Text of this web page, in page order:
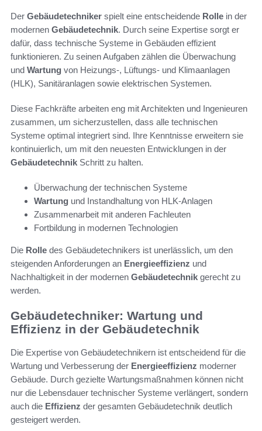
Der Gebäudetechniker spielt eine entscheidende Rolle in der
modernen Gebäudetechnik. Durch seine Expertise sorgt er
dafür, dass technische Systeme in Gebäuden effizient
funktionieren. Zu seinen Aufgaben zählen die Überwachung
und Wartung von Heizungs-, Lüftungs- und Klimaanlagen
(HLK), Sanitäranlagen sowie elektrischen Systemen.
Diese Fachkräfte arbeiten eng mit Architekten und Ingenieuren
zusammen, um sicherzustellen, dass alle technischen
Systeme optimal integriert sind. Ihre Kenntnisse erweitern sie
kontinuierlich, um mit den neuesten Entwicklungen in der
Gebäudetechnik Schritt zu halten.
Überwachung der technischen Systeme
Wartung und Instandhaltung von HLK-Anlagen
Zusammenarbeit mit anderen Fachleuten
Fortbildung in modernen Technologien
Die Rolle des Gebäudetechnikers ist unerlässlich, um den
steigenden Anforderungen an Energieeffizienz und
Nachhaltigkeit in der modernen Gebäudetechnik gerecht zu
werden.
Gebäudetechniker: Wartung und
Effizienz in der Gebäudetechnik
Die Expertise von Gebäudetechnikern ist entscheidend für die
Wartung und Verbesserung der Energieeffizienz moderner
Gebäude. Durch gezielte Wartungsmaßnahmen können nicht
nur die Lebensdauer technischer Systeme verlängert, sondern
auch die Effizienz der gesamten Gebäudetechnik deutlich
gesteigert werden.